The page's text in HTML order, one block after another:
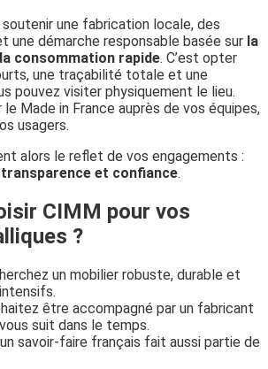
soutenir une fabrication locale, des
une démarche responsable basée sur la
consommation rapide. C’est opter
une traçabilité totale et une
pouvez visiter physiquement le lieu.
le Made in France auprès de vos équipes,
usagers.
alors le reflet de vos engagements :
et confiance.
CIMM pour vos
?
un mobilier robuste, durable et
être accompagné par un fabricant
suit dans le temps.
savoir-faire français fait aussi partie de